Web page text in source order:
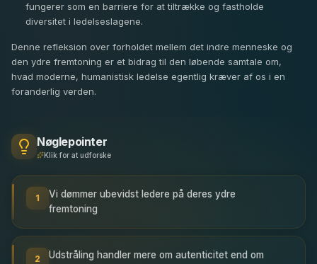
fungerer som en barriere for at tiltrække og fastholde
diversitet i ledelseslagene.
Denne refleksion over forholdet mellem det indre menneske og
den ydre fremtoning er et bidrag til den løbende samtale om,
hvad moderne, humanistisk ledelse egentlig kræver af os i en
foranderlig verden.
Nøglepointer
Klik for at udforske
1
Vi dømmer ubevidst ledere på deres ydre
fremtoning
2
Udstråling handler mere om autenticitet end om